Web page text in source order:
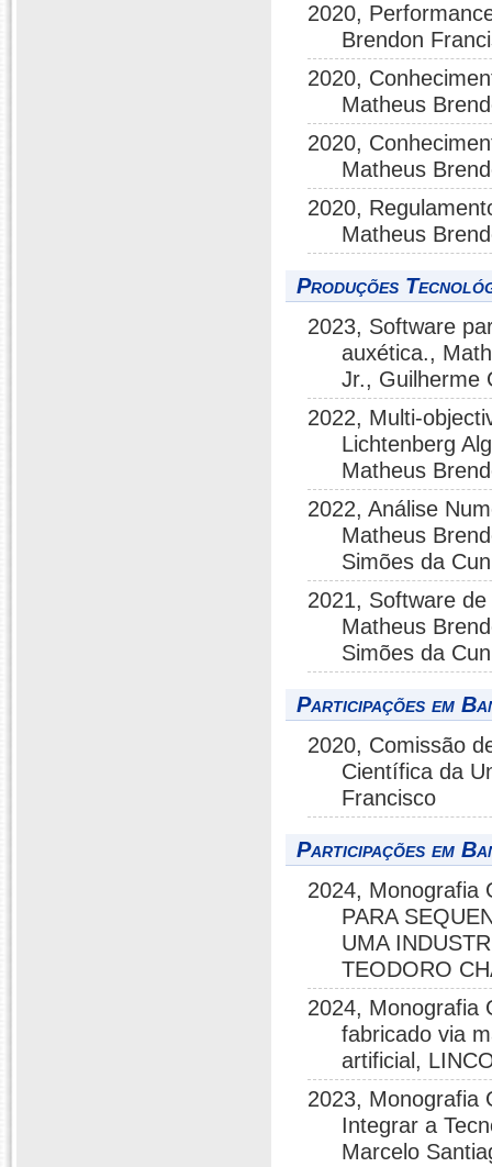
2020,
Brendon
2020,
Matheus
2020,
Matheus
2020,
Matheus
Produções
2023, Software
auxética.,
Jr., Guilherme
2022, Multi-
Lichtenberg
Matheus
2022, Análise
Matheus
Simões da
2021, Software
Matheus
Simões da
Participações em
2020, Comissão
Científica da
Francisco
Participações em
2024, Monografia
PARA
UMA
TEODORO
2024, Monografia
fabricado via
artificial,
2023, Monografia
Integrar a
Marcelo